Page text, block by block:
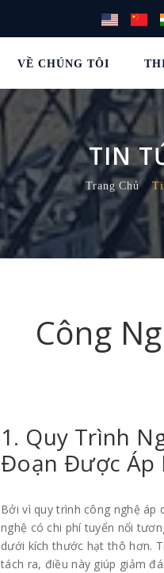
VỀ CHÚNG TÔI
TIN
Trang Chủ
Công
1. Quy Trình
Đoạn Được Áp
Bởi vì quy trình công nghệ
nghệ có chi phí tuyển nổi
dưới kích thước hạt thô hơn.
tách ra, điều này giúp giảm